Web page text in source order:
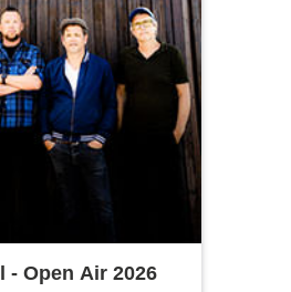
- Open Air 2026